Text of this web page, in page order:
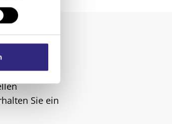
Sie ein